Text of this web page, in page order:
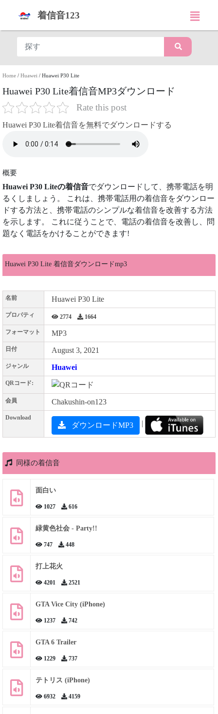
着信音123
Home / Huawei / Huawei P30 Lite
Huawei P30 Lite着信音MP3ダウンロード
Rate this post
Huawei P30 Lite着信音を無料でダウンロードする
概要
Huawei P30 Liteの着信音でダウンロードして、携帯電話を明
るくしましょう。 これは、携帯電話用の着信音をダウンロー
ドする方法と、携帯電話のシンプルな着信音を改善する方法
を示します。 これに従うことで、電話の着信音を改善し、問
題なく電話をかけることができます!
Huawei P30 Lite 着信音ダウンロードmp3
名前 Huawei P30 Lite
プロパティ 2774 1664
フォーマット MP3
日付 August 3, 2021
ジャンル Huawei
QRコード:
会員 Chakushin-on123
Download
ダウンロードMP3 |
同様の着信音
面白い
1027 616
緑黄色社会 - Party!!
747 448
打上花火
4201 2521
GTA Vice City (iPhone)
1237 742
GTA 6 Trailer
1229 737
テトリス (iPhone)
6932 4159